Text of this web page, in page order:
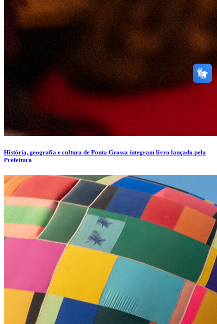
História, geografia e cultura de Ponta Grossa integram livro lançado pela
Prefeitura